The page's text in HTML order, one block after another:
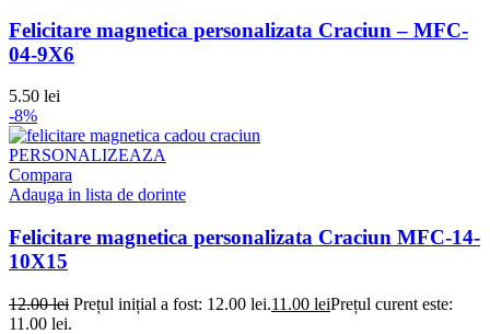
Felicitare magnetica personalizata Craciun – MFC-
04-9X6
5.50 lei
-8%
PERSONALIZEAZA
Compara
Adauga in lista de dorinte
Felicitare magnetica personalizata Craciun MFC-14-
10X15
12.00lei Prețul inițial a fost: 12.00 lei.11.00 leiPrețul curent este:
11.00 lei.